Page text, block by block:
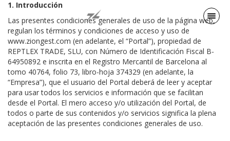
1. Introducción
Las presentes condiciones generales de uso de la página web,
regulan los términos y condiciones de acceso y uso de
www.ziongest.com (en adelante, el “Portal”), propiedad de
REPTLEX TRADE, SLU, con Número de Identificación Fiscal B-
64950892 e inscrita en el Registro Mercantil de Barcelona al
tomo 40764, folio 73, libro-hoja 374329 (en adelante, la
“Empresa”), que el usuario del Portal deberá de leer y aceptar
para usar todos los servicios e información que se facilitan
desde el Portal. El mero acceso y/o utilización del Portal, de
todos o parte de sus contenidos y/o servicios significa la plena
aceptación de las presentes condiciones generales de uso.